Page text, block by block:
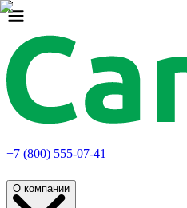
+7 (800) 555-07-41
О компании